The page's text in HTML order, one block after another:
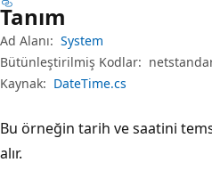
Tanım
Ad Alanı: System
Bütünleştirilmiş Kodlar:
Kaynak: DateTime.cs
Bu örneğin tarih ve saatini
alır.